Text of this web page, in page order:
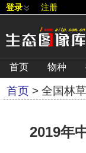
登录 注册
首页 物种
首页 > 全国林
2019年